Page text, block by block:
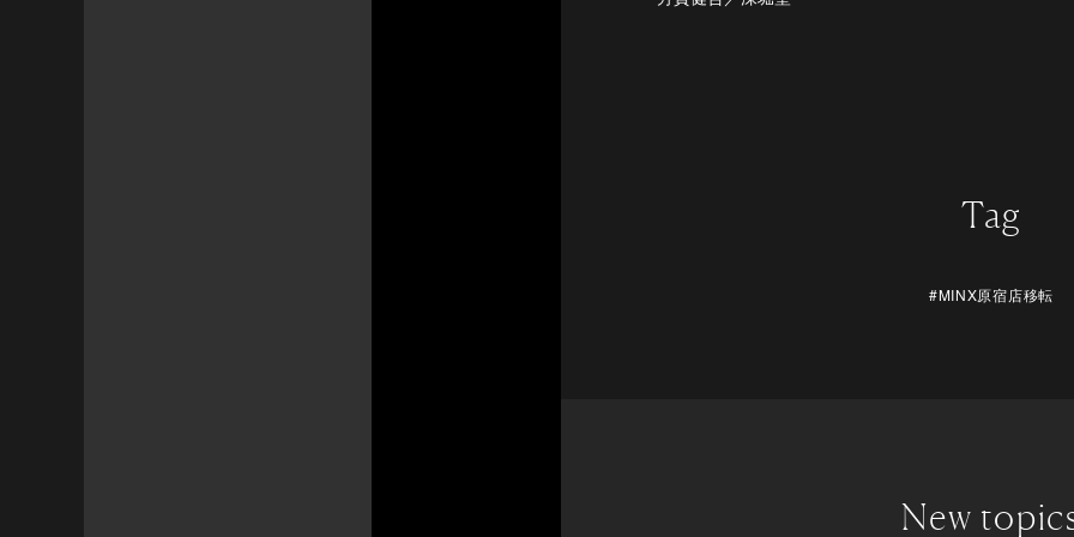
Tag
#MINX原宿店移転
New